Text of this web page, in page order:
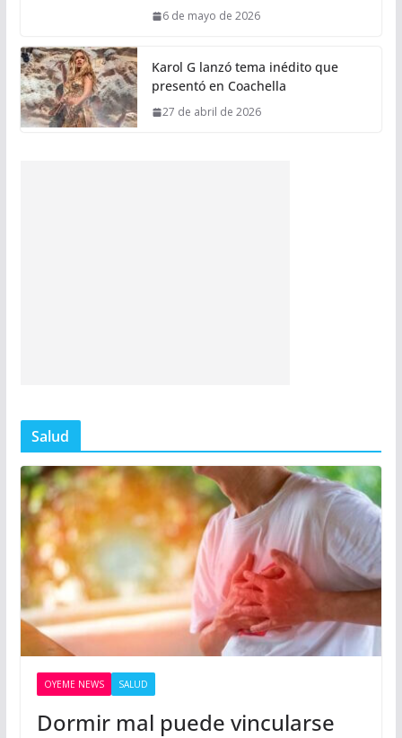
6 de mayo de 2026
Karol G lanzó tema inédito que
presentó en Coachella
27 de abril de 2026
Salud
OYEME NEWS SALUD
Dormir mal puede vincularse